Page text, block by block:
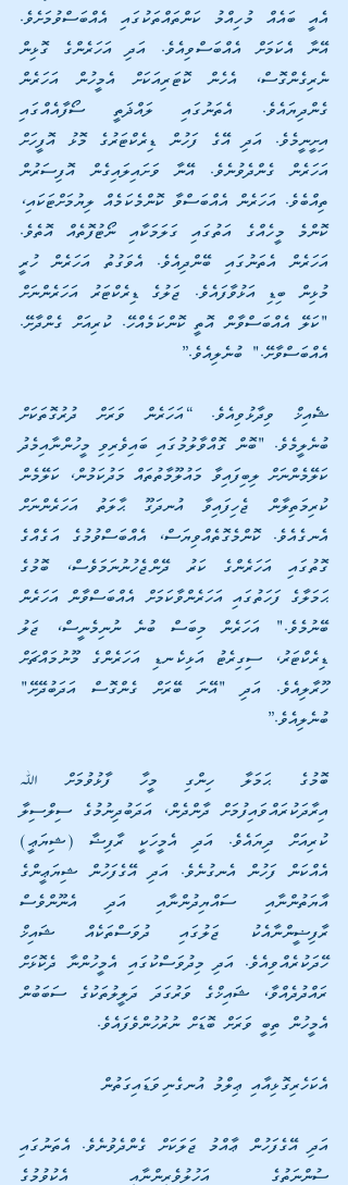
އޭނާ އެކަމަށް އެއްބަސްވިއެވެ. އަދި އަހަރެންގެ ގޮޅިން
ނެރިގެންގޮސް، އެހެން ކޮޓަރިއަކަށް އެމީހުން އަހަރެން
އިށީނީމެވެ. އަދި އޭގެ ފަހުން ޑިރެކްޓަރުގެ މޮޅު އޮފީހަށް
އަހަރެން ގެންދެވުނެވެ. އޭނާ ވަށައިލައިގެން އޮފިސަރުން
އަހަރެން އެތަނުގައި ބޭންދިއެވެ. އެވަގުތު އަހަރެން ހުރީ
މުޅިން ބިޑި އަޅުވާފައެވެ. ޖަލުގެ ޑިރެކްޓަރު އަހަރެންނަށް
އެއްބަސްވާށޭ." ބުނެލިއެވެ.”
ޝެއިޚް ވިދާޅުވިއެވެ. “އަހަރެން ވަރަށް ދުރުގޮތަކަށް
ބުނެލީމެވެ. "ބޮން ގޮއްވާލުމުގައި ބައިވެރިވި މީހުންނާއިމެދު
ކަލޭމެންނަށް ލިބިފައިވާ މައުލޫމާތުތައް މަދުކަމުން، ކަލޭމެން
ކުރިމަތިލާން ޖެހިފައިވާ އުނދަގޫ ޙާލަތު އަހަރެންނަށް
ޙަމަލާގެ ފަހަތުގައި އަހަރެންވާކަމަށް އެއްބަސްވާން އަހަރެން
ބޭނުމެވެ." އަހަރެން މިބަސް ބުނެ ނުނިމެނީސް، ޖަލު
ޑިރެކްޓަރު، ސިގިރެޓު އަޅިކެނޑި އަހަރެންގެ މޫނުމައްޗަށް
ބުނެލިއެވެ.”
އިރާދަކުރައްވައިފުމަށް ދާންދެން، އަދަބުދިނުމުގެ ސިލްސިލާ
ހޭދަކުރެއްވިއެވެ. އަދި މިދުވަސްކުގައި އެމީހުންނާ ދެކޮޅަށް
ރައްދުދެއްވާ، ޝައިޚްގެ ވަރުގަދަ ދަލީލުތަކުގެ ސަބަބުން
އެމީހުން ތިބީ ވަރަށް ބޮޑަށް ނުރުހުންވެފައެވެ.
އެކަހެރިގޮޅިއާއި ޢިލްމު އުނގެނިވަޑައިގަތުން